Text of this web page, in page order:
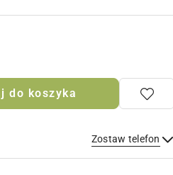
do koszyka
Zostaw telefon
Wyślij